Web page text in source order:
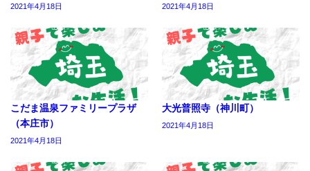
2021年4月18日 2021年4月18日
こだま温泉ファミリープラザ
（本庄市）
2021年4月18日
大光普照寺（神川町）
2021年4月18日